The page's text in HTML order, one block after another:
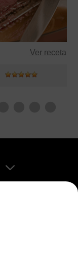
Ver receta